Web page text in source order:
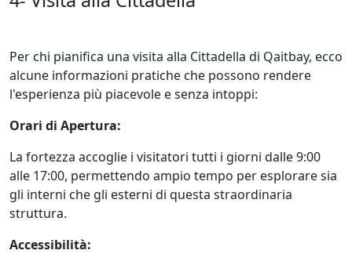
Per chi pianifica una visita alla Cittadella di Qaitbay, ecco
alcune informazioni pratiche che possono rendere
l'esperienza più piacevole e senza intoppi:
Orari di Apertura:
La fortezza accoglie i visitatori tutti i giorni dalle 9:00
alle 17:00, permettendo ampio tempo per esplorare sia
gli interni che gli esterni di questa straordinaria
struttura.
Accessibilità: